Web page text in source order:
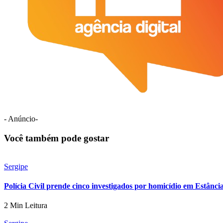
- Anúncio-
Você também pode gostar
Sergipe
Polícia Civil prende cinco investigados por homicídio em
2 Min Leitura